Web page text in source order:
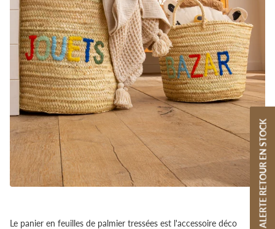
Le panier en feuilles de palmier tressées est l'accessoire déco
ALERTE RETOUR EN STOCK